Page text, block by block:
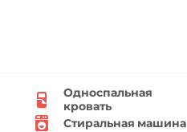
Односпальная
кровать
Стиральная машина